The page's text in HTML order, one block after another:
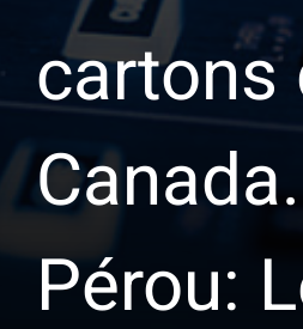
cartons
Canada.
Pérou: